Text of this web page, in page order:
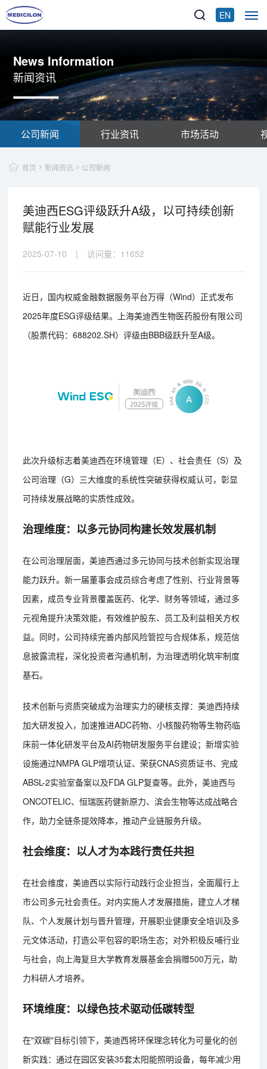
EN
News Information
新闻资讯
公司新闻 行业资讯 市场活动
首页 新闻资讯 公司新闻
美迪西ESG评级跃升A级，以可持续创新
赋能行业发展
2025-07-10 | 访问量： 11652
近日，国内权威金融数据服务平台万得（Wind）正式发布
2025年度ESG评级结果。上海美迪西生物医药股份有限公司
（股票代码：688202.SH）评级由BBB级跃升至A级。
此次升级标志着美迪西在环境管理（E）、社会责任（S）及
公司治理（G）三大维度的系统性突破获得权威认可，彰显
可持续发展战略的实质性成效。
治理维度：以多元协同构建长效发展机制
在公司治理层面，美迪西通过多元协同与技术创新实现治理
能力跃升。新一届董事会成员综合考虑了性别、行业背景等
因素，成员专业背景覆盖医药、化学、财务等领域，通过多
元视角提升决策效能，有效维护股东、员工及利益相关方权
益。同时，公司持续完善内部风险管控与合规体系，规范信
息披露流程，深化投资者沟通机制，为治理透明化筑牢制度
基石。
技术创新与资质突破成为治理实力的硬核支撑：美迪西持续
加大研发投入，加速推进ADC药物、小核酸药物等生物药临
床前一体化研发平台及AI药物研发服务平台建设；新增实验
设施通过NMPA GLP增项认证、荣获CNAS资质证书、完成
ABSL-2实验室备案以及FDA GLP复查等。此外，美迪西与
ONCOTELIC、恒瑞医药健新原力、滨会生物等达成战略合
作，助力全链条提效降本，推动产业链服务升级。
社会维度：以人才为本践行责任共担
在社会维度，美迪西以实际行动践行企业担当，全面履行上
市公司多元社会责任。对内实施人才发展措施，建立人才梯
队、个人发展计划与晋升管理，开展职业健康安全培训及多
元文体活动，打造公平包容的职场生态；对外积极反哺行业
与社会，向上海复旦大学教育发展基金会捐赠500万元，助
力科研人才培养。
环境维度：以绿色技术驱动低碳转型
在"双碳"目标引领下，美迪西将环保理念转化为可量化的创
新实践：通过在园区安装35套太阳能照明设备，每年减少用